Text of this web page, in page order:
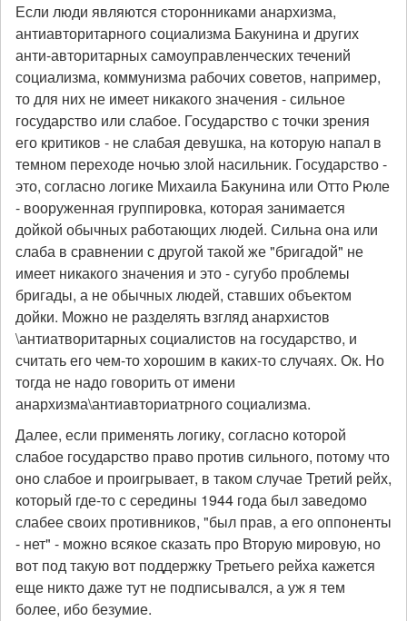
Если люди являются сторонниками анархизма,
антиавторитарного социализма Бакунина и других
анти-авторитарных самоуправленческих течений
социализма, коммунизма рабочих советов, например,
то для них не имеет никакого значения - сильное
государство или слабое. Государство с точки зрения
его критиков - не слабая девушка, на которую напал в
темном переходе ночью злой насильник. Государство -
это, согласно логике Михаила Бакунина или Отто Рюле
- вооруженная группировка, которая занимается
дойкой обычных работающих людей. Сильна она или
слаба в сравнении с другой такой же "бригадой" не
имеет никакого значения и это - сугубо проблемы
бригады, а не обычных людей, ставших объектом
дойки. Можно не разделять взгляд анархистов
\антиатворитарных социалистов на государство, и
считать его чем-то хорошим в каких-то случаях. Ок. Но
тогда не надо говорить от имени
анархизма\антиавториатрного социализма.
Далее, если применять логику, согласно которой
слабое государство право против сильного, потому что
оно слабое и проигрывает, в таком случае Третий рейх,
который где-то с середины 1944 года был заведомо
слабее своих противников, "был прав, а его оппоненты
- нет" - можно всякое сказать про Вторую мировую, но
вот под такую вот поддержку Третьего рейха кажется
еще никто даже тут не подписывался, а уж я тем
более, ибо безумие.